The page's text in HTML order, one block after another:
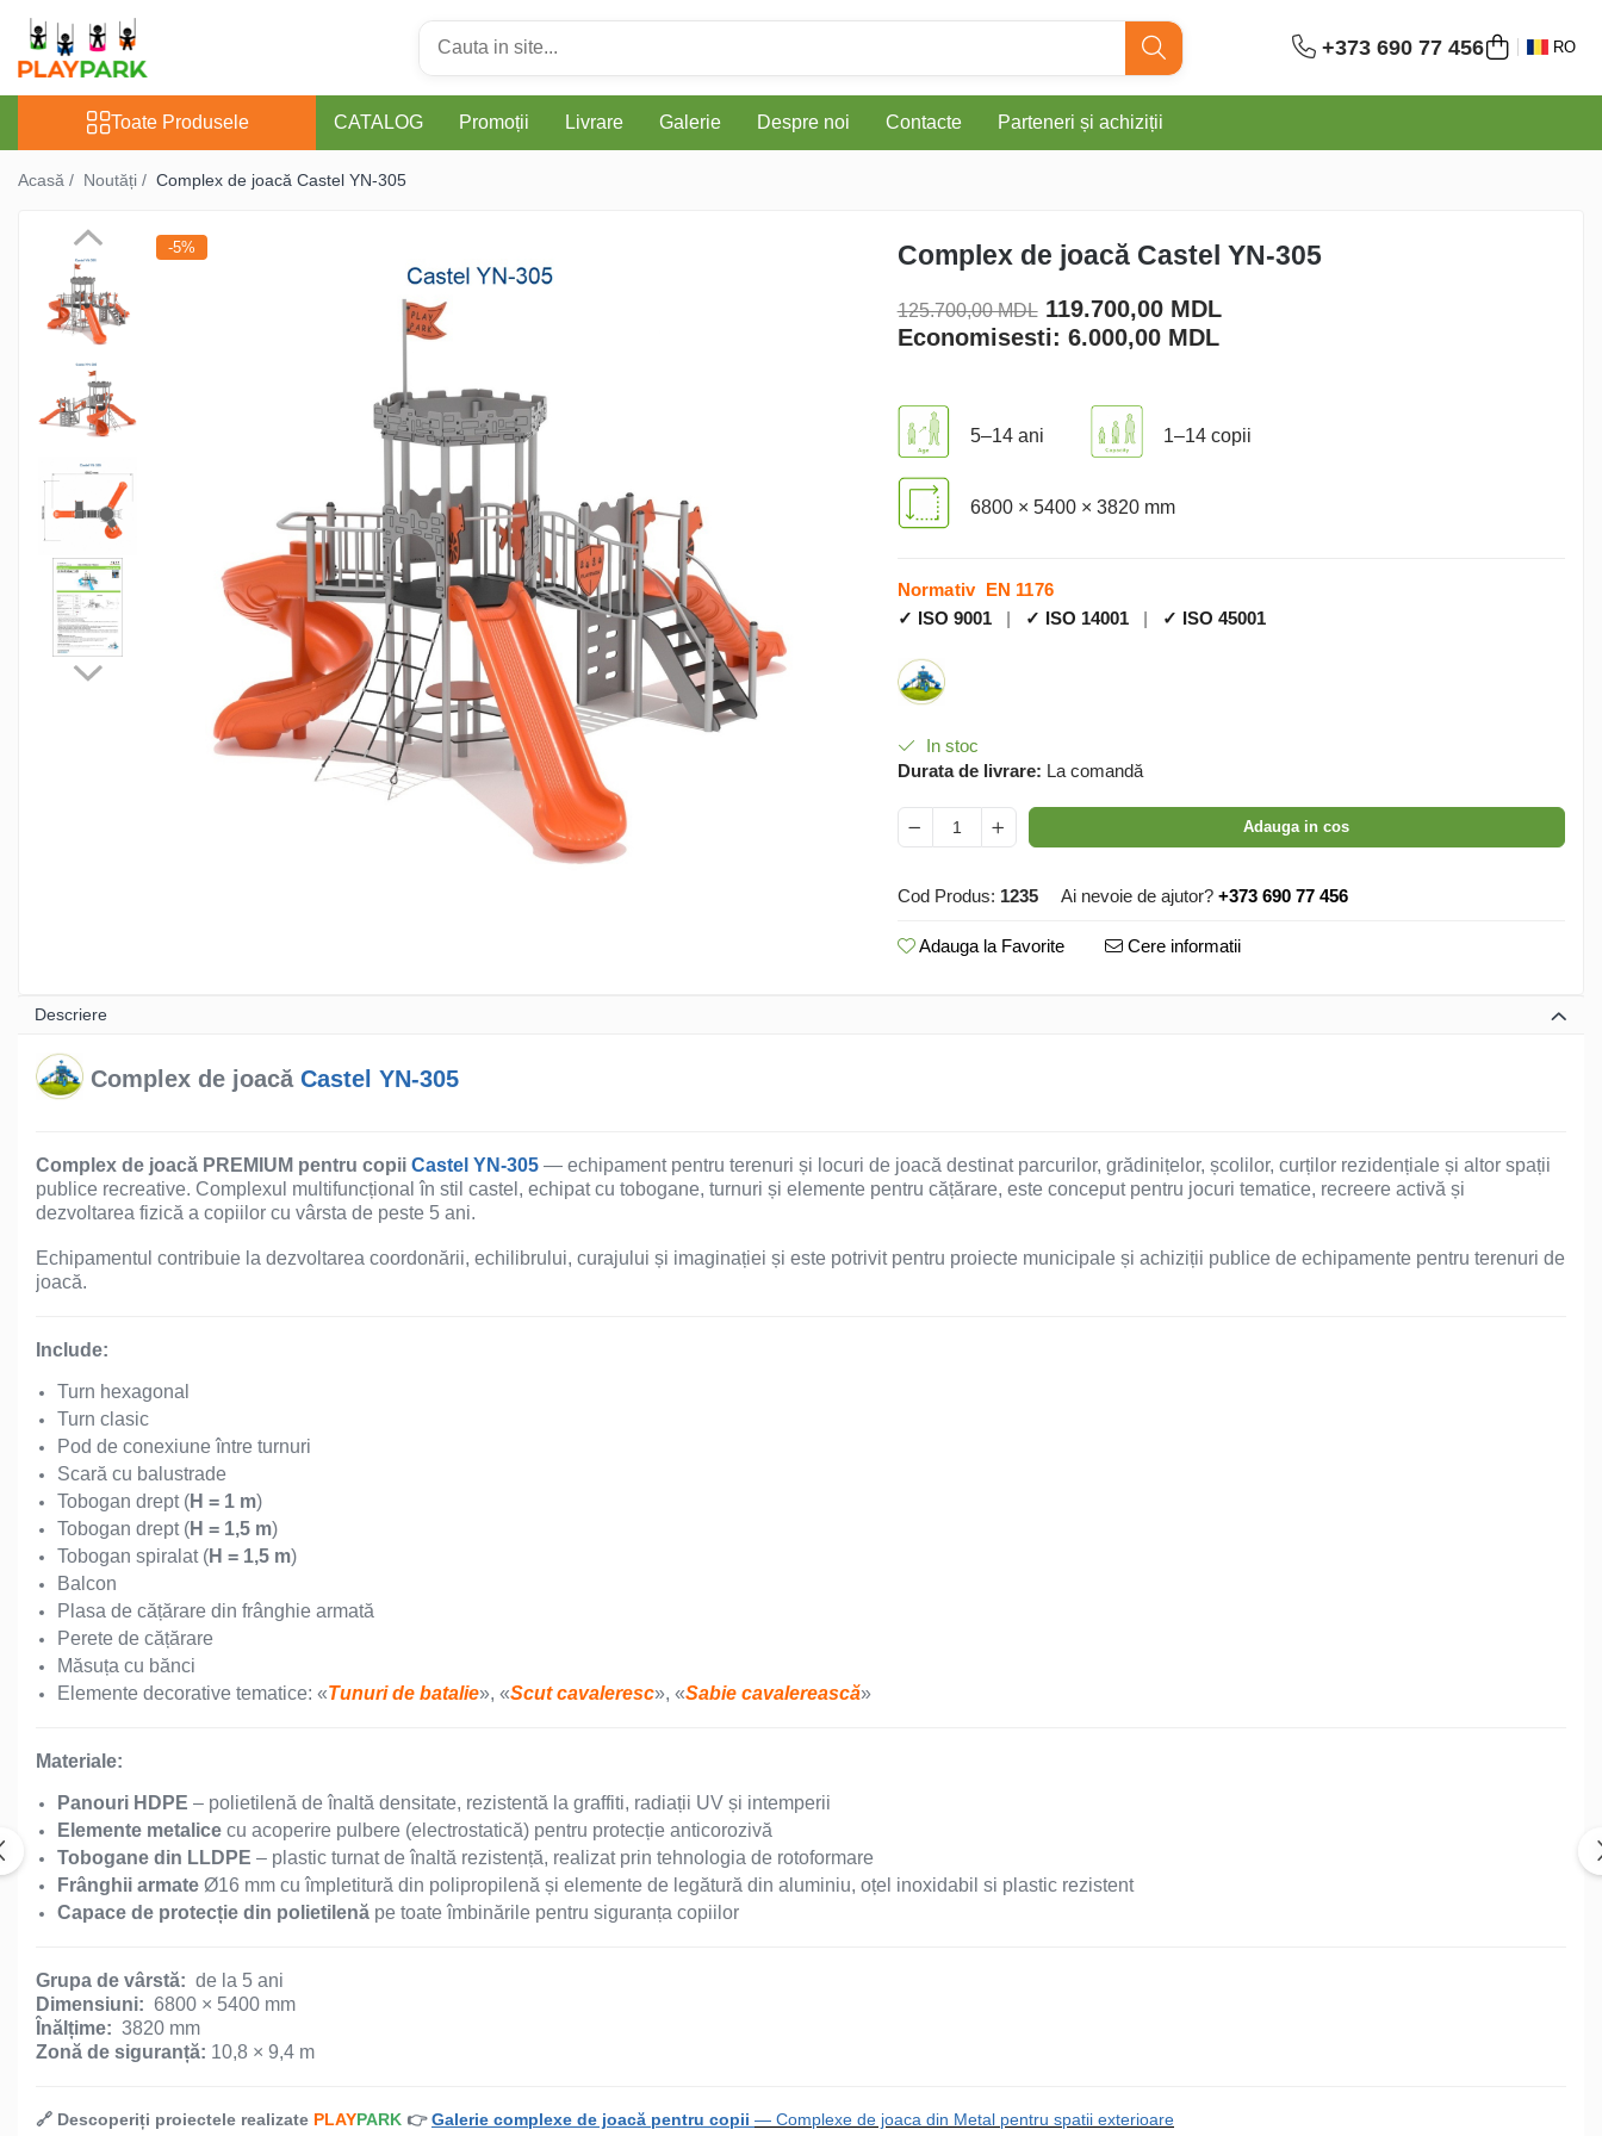
Toate Produsele
Complexe de Joacă
MultiPlay
ROBINIA
WOOD (pentru casă și
grădină)
Complexe de joacă Interior
Sport - Fitness
Aparate fitness exterior
Complexe WORKOUT
Echipamente de Joacă
copii
Balansoare
Figurine pe arc
Tobogane pentru copii
Nisipiere pentru copii
Căsuțe de joacă
Mese și bănci pentru copii
Gardulețe
Echipamente pentru
grădinițe
Accesorii / Componente
+373 690 77 456 RO
Toate Produsele CATALOG Promoții Livrare Galerie Despre noi Contacte Parteneri și achiziții
Acasă / Noutăți / Complex de joacă Castel YN-305
Complex de joacă Castel YN-305
-5%
125.700,00 MDL 119.700,00 MDL
Economisesti: 6.000,00 MDL
5–14 ani 1–14 copii
6800 × 5400 × 3820 mm
Normativ EN 1176
✓ ISO 9001
| ✓ ISO 14001 | ✓ ISO 45001
In stoc
Durata de livrare: La comandă
Adauga in cos
Cod Produs: 1235 Ai nevoie de ajutor? +373 690 77 456
Adauga la Favorite Cere informatii
Descriere
Complex de joacă Castel YN-305
Complex de joacă PREMIUM pentru copii Castel YN-305 — echipament pentru terenuri și locuri de joacă destinat parcurilor, grădinițelor, școlilor, curților rezidențiale și altor spații
publice recreative. Complexul multifuncțional în stil castel, echipat cu tobogane, turnuri și elemente pentru cățărare, este conceput pentru jocuri tematice, recreere activă și
dezvoltarea fizică a copiilor cu vârsta de peste 5 ani.
Echipamentul contribuie la dezvoltarea coordonării, echilibrului, curajului și imaginației și este potrivit pentru proiecte municipale și achiziții publice de echipamente pentru terenuri de
joacă.
Include:
Turn hexagonal
Turn clasic
Pod de conexiune între turnuri
Scară cu balustrade
Tobogan drept (H = 1 m)
Tobogan drept (H = 1,5 m)
Tobogan spiralat (H = 1,5 m)
Balcon
Plasa de cățărare din frânghie armată
Perete de cățărare
Măsuța cu bănci
Elemente decorative tematice: «Tunuri de batalie», «Scut cavaleresc», «Sabie cavalerească»
Мateriale:
Panouri HDPE – polietilenă de înaltă densitate, rezistentă la graffiti, radiații UV și intemperii
Elemente metalice cu acoperire pulbere (electrostatică) pentru protecție anticorozivă
Tobogane din LLDPE – plastic turnat de înaltă rezistență, realizat prin tehnologia de rotoformare
Frânghii armate Ø16 mm cu împletitură din polipropilenă și elemente de legătură din aluminiu, oțel inoxidabil si plastic rezistent
Capace de protecție din polietilenă pe toate îmbinările pentru siguranța copiilor
Grupa de vârstă: de la 5 ani
Dimensiuni: 6800 × 5400 mm
Înălțime: 3820 mm
Zonă de siguranță: 10,8 × 9,4 m
🔗 Descoperiți proiectele realizate PLAYPARK 👉Galerie complexe de joacă pentru copii — Complexe de joaca din Metal pentru spatii exterioare